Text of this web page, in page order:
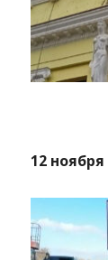
12 ноября